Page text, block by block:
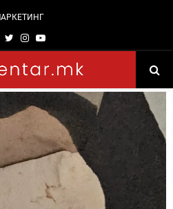
TwitterInstagram
Youtube